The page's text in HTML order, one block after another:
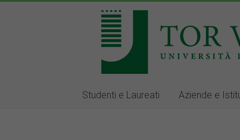
Studenti e Laureati Aziende e